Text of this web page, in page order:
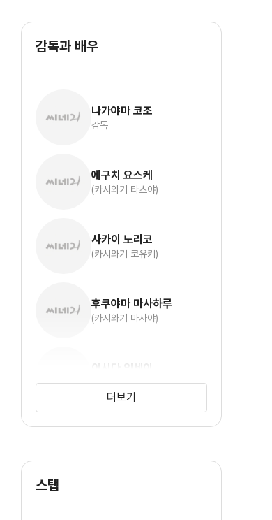
감독과 배우
나가야마 코조
감독
에구치 요스케
(카시와기 타츠야)
사카이 노리코
(카시와기 코유키)
후쿠야마 마사하루
(카시와기 마사야)
이시다 잇세이
(카시와기 카즈야)
더보기
스탭